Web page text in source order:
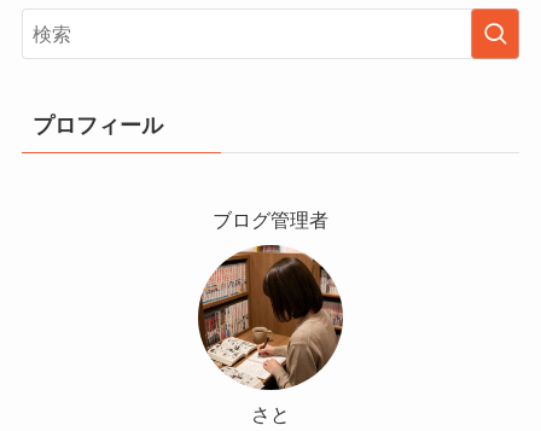
プロフィール
ブログ管理者
さと